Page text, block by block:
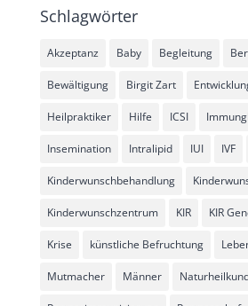
Schlagwörter
Akzeptanz Baby Begleitung
Bewältigung Birgit Zart
Heilpraktiker Hilfe ICSI
Insemination Intralipid IUI IVF
Kinderwunschbehandlung
Kinderwunschzentrum KIR KIR
Krise künstliche Befruchtung
Mutmacher Männer